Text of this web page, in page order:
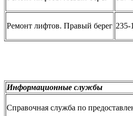
Ремонт лифтов. Правый берег 235-
Информационные службы
Справочная служба по